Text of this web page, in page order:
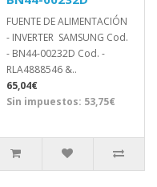
FUENTE DE ALIMENTACIÓN
- INVERTER SAMSUNG Cod.
- BN44-00232D Cod. -
RLA4888546 &..
65,04€
Sin impuestos: 53,75€